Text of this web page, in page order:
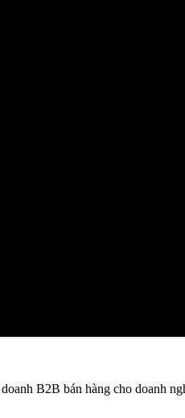
B2B bán hàng cho doanh